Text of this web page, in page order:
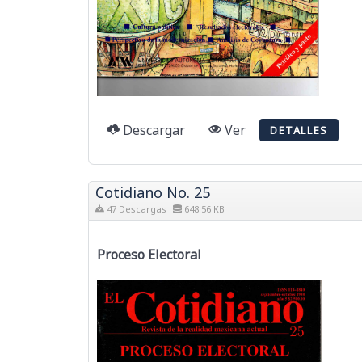
Descargar Ver DETALLES
Cotidiano No. 25
47 Descargas 648.56 KB
Proceso Electoral